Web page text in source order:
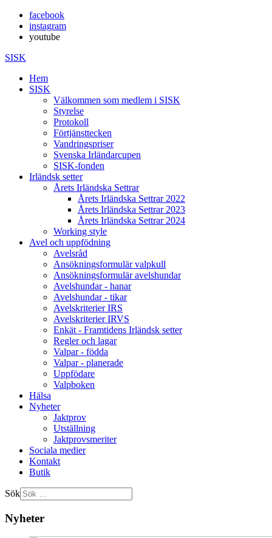
facebook
instagram
youtube
SISK
Hem
SISK
Välkommen som medlem i SISK
Styrelse
Protokoll
Förtjänsttecken
Vandringspriser
Svenska Irländarcupen
SISK-fonden
Irländsk setter
Årets Irländska Settrar
Årets Irländska Settrar 2022
Årets Irländska Settrar 2023
Årets Irländska Settrar 2024
Working style
Avel och uppfödning
Avelsråd
Ansökningsformulär valpkull
Ansökningsformulär avelshundar
Avelshundar - hanar
Avelshundar - tikar
Avelskriterier IRS
Avelskriterier IRVS
Enkät - Framtidens Irländsk setter
Regler och lagar
Valpar - födda
Valpar - planerade
Uppfödare
Valpboken
Hälsa
Nyheter
Jaktprov
Utställning
Jaktprovsmeriter
Sociala medier
Kontakt
Butik
Sök
Nyheter